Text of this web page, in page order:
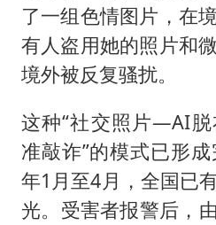
了一组色情图片，在
有人盗用她的照片和
境外被反复骚扰。
这种“社交照片—AI
准敲诈”的模式已形
年1月至4月，全国已
光。受害者报警后，